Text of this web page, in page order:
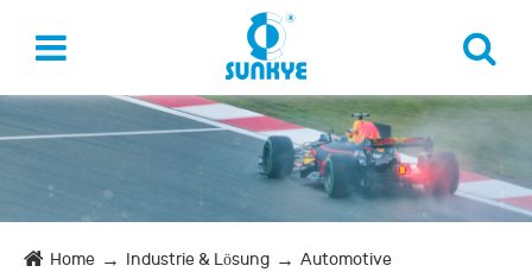
Home Industrie & Lösung
Automotive